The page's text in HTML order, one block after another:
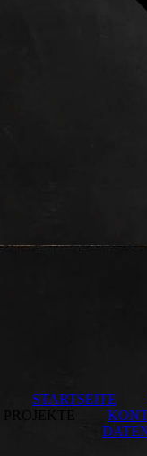
STARTSEITE
PROJEKTE